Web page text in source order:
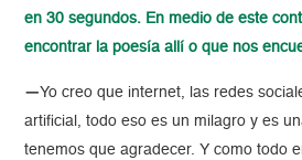
en 30 segundos. En medio de este
encontrar la poesía allí o que nos
—Yo creo que internet, las redes
artificial, todo eso es un milagro y es
tenemos que agradecer. Y como todo